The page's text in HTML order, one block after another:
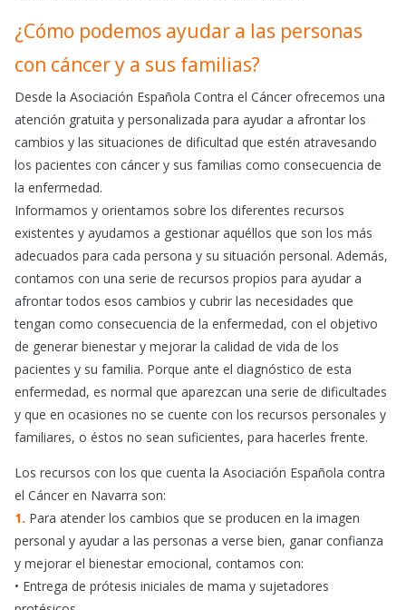
¿Cómo podemos ayudar a las personas
con cáncer y a sus familias?
Desde la Asociación Española Contra el Cáncer ofrecemos una
atención gratuita y personalizada para ayudar a afrontar los
cambios y las situaciones de dificultad que estén atravesando
los pacientes con cáncer y sus familias como consecuencia de
la enfermedad.
Informamos y orientamos sobre los diferentes recursos
existentes y ayudamos a gestionar aquéllos que son los más
adecuados para cada persona y su situación personal. Además,
contamos con una serie de recursos propios para ayudar a
afrontar todos esos cambios y cubrir las necesidades que
tengan como consecuencia de la enfermedad, con el objetivo
de generar bienestar y mejorar la calidad de vida de los
pacientes y su familia. Porque ante el diagnóstico de esta
enfermedad, es normal que aparezcan una serie de dificultades
y que en ocasiones no se cuente con los recursos personales y
familiares, o éstos no sean suficientes, para hacerles frente.
Los recursos con los que cuenta la Asociación Española contra
el Cáncer en Navarra son:
1. Para atender los cambios que se producen en la imagen
personal y ayudar a las personas a verse bien, ganar confianza
y mejorar el bienestar emocional, contamos con:
• Entrega de prótesis iniciales de mama y sujetadores